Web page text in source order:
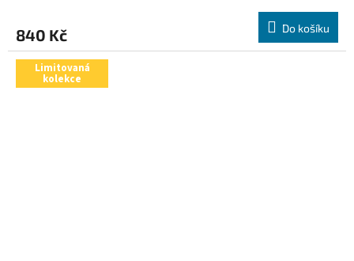
840 Kč Do košíku
Limitovaná
kolekce